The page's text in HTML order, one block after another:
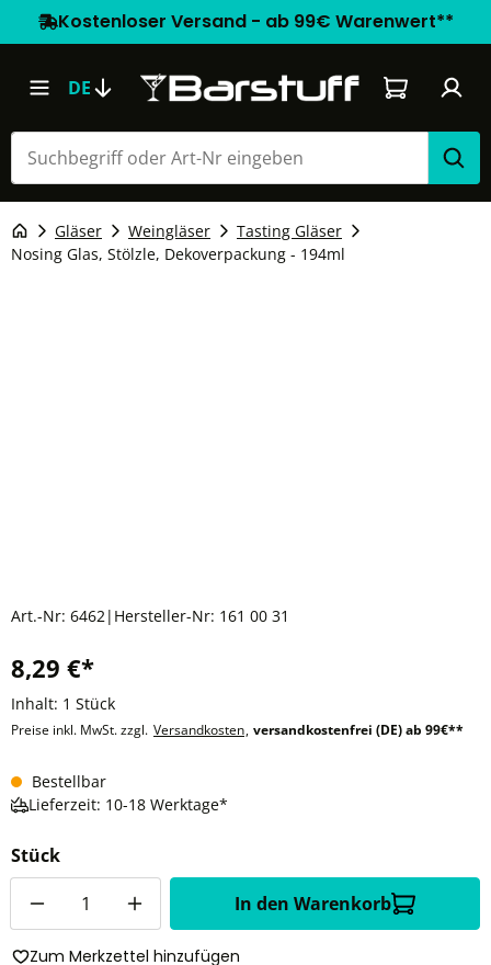
Kostenloser Versand - ab 99€ Warenwert**
DE Warenkorb
Gläser Weingläser
Tasting Gläser
Nosing Glas, Stölzle, Dekoverpackung - 194ml
Art.-Nr: 6462| Hersteller-Nr: 161 00 31
8,29 €*
Inhalt: 1 Stück
Preise inkl. MwSt. zzgl. Versandkosten, versandkostenfrei (DE) ab 99€**
Bestellbar
Lieferzeit: 10-18 Werktage*
Stück
In den Warenkorb
Zum Merkzettel hinzufügen